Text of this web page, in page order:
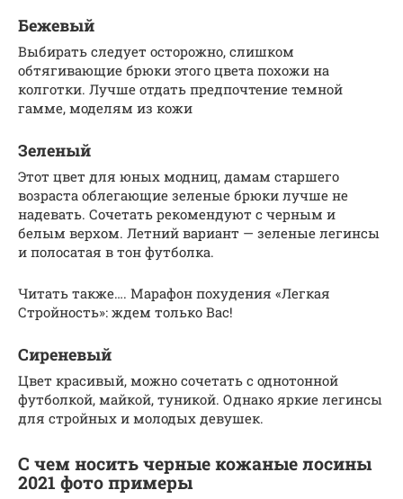
Бежевый
Выбирать следует осторожно, слишком
обтягивающие брюки этого цвета похожи на
колготки. Лучше отдать предпочтение темной
гамме, моделям из кожи
Зеленый
Этот цвет для юных модниц, дамам старшего
возраста облегающие зеленые брюки лучше не
надевать. Сочетать рекомендуют с черным и
белым верхом. Летний вариант — зеленые легинсы
и полосатая в тон футболка.
Читать также…. Марафон похудения «Легкая
Стройность»: ждем только Вас!
Сиреневый
Цвет красивый, можно сочетать с однотонной
футболкой, майкой, туникой. Однако яркие легинсы
для стройных и молодых девушек.
С чем носить черные кожаные лосины
2021 фото примеры